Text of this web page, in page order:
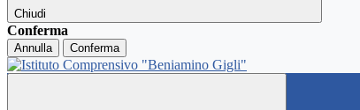
Chiudi
Conferma
Annulla Conferma